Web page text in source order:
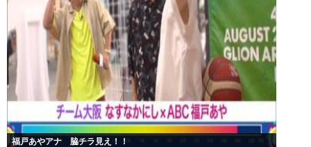
福戸あやアナ 脇チラ見え！！